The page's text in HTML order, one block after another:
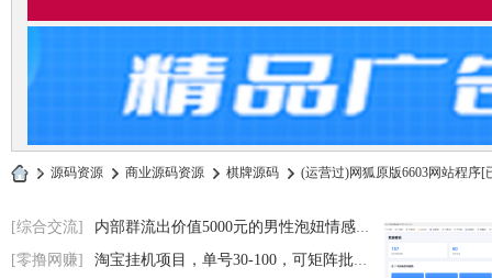
白
源
» 源码资源 › 商业源码资源 › 棋牌源码 › (运营过)网狐原版6603网站程序[
[综合交流]
内部群流出价值5000元的男性泡妞情感电子书
[零撸网赚]
淘宝挂机项目，单号30-100，可矩阵批量操作